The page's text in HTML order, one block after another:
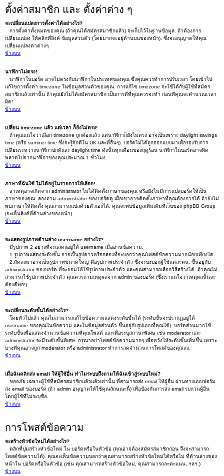
ตั้งค่าสมาชิก และ ตั้งค่าต่าง ๆ
จะเปลี่ยนแปลงการตั้งค่าได้อย่างไร?
การตั้งค่าทั้งหมดของคุณ (ถ้าคุณได้สมัครสมาชิกแล้ว) จะเก็บไว้ในฐานข้อมูล. ถ้าต้องการ
เปลี่ยนแปลง ให้คลิกที่ลิงค์ ข้อมูลส่วนตัว (โดยมากจะอยู่ด้านบนของหน้า). ซึ่งจะอนุญาตให้คุณ
เปลี่ยนแปลงค่าต่างๆ
ข้างบน
นาฬิกาไม่ตรง!
นาฬิกาในบอร์ด อาจไม่ตรงกับนาฬิกาในประเทศของคุณ ซึ่งคุณควรทำการปรับเวลา โดยเข้าไป
แก้ไขการตั้งค่า timezone ในข้อมูลส่วนตัวของคุณ. การแก้ไข timezone จะใช้ได้กับผู้ใช้ที่สมัคร
สมาชิกแล้วเท่านั้น ถ้าคุณยังไม่ได้สมัครสมาชิก เป็นการดีที่คุณควรจะทำ ก่อนที่คุณจะคำนวณเวลา
ผิด!
ข้างบน
เปลี่ยน timezone แล้ว แต่เวลา ก็ยังไม่ตรง!
ถ้าคุณแน่ใจว่าเลือก timezone ถูกต้องแล้ว แต่นาฬิกาก็ยังไม่ตรง อาจเป็นเพราะ daylight savings
time (หรือ summer time ซึ่งจะรู้จักดีใน UK และที่อื่นๆ). บอร์ดไม่ได้ถูกออกแบบมาเพื่อรองรับการ
เปลี่ยนระหว่างนาฬิกาปกติและ daylight time ดังนั้นทุกเดือนของฤดูร้อน นาฬิกาในบอร์ดอาจผิด
พลาดไปจากนาฬิกาของคุณประมาณ 1 ชั่วโมง.
ข้างบน
ภาษาที่ฉันใช้ ไม่ได้อยู่ในรายการให้เลือก!
สาเหตุอาจเกิดจาก administrator ไม่ได้ติดตั้งภาษาของคุณ หรือยังไม่มีการแปลบอร์ดให้เป็น
ภาษาของคุณ. ลองถาม administrator ของบอร์ดดู เผื่อเขาอาจติดตั้งภาษาที่คุณต้องการได้ ถ้ายังไม่
พบภาษาให้ติดตั้ง คุณสามารถแปลด้วยตัวเองได้. คุณจะพบข้อมูลเพิ่มเติมที่เว็บของ phpBB Group
(จะเห็นลิงค์ที่ด้านล่างของหน้า)
ข้างบน
จะแสดงรูปภาพด้านล่าง username อย่างไร?
มีรูปภาพ 2 อย่างที่จะแสดงอยู่ใต้ username เมื่ออ่านข้อความ.
1.รูปภาพแสดงระดับขั้น อาจเป็นรูปดาวหรือกล่องที่จะบอกว่าคุณโพสต์ข้อความมากน้อยเพียงใด.
2.ถัดลงมาอาจเป็นรูปภาพขนาดใหญ่ คือรูปภาพประจำตัว ซึ่งจะบ่งบอกผู้ใช้แต่ละคน. ขึ้นอยู่กับ
administrator ของบอร์ด ที่จะยอมให้ใช้รูปภาพประจำตัว และคุณสามารถเลือกวิธีสร้างได้. ถ้าคุณไม่
สามารถใช้รูปภาพประจำตัว คุณควรถามเหตุผลจาก admin ของบอร์ด (ซึ่งเราแน่ใจว่าเหตุผลนั้นจะ
ต้องดีพอ!)
ข้างบน
จะเปลี่ยนระดับขั้นได้อย่างไร?
โดยทั่วไปแล้ว คุณไม่สามารถแก้ไขข้อความแสดงระดับขั้นได้ (ระดับขั้นจะปรากฏอยู่ใต้
username ของคุณในข้อความ และในข้อมูลส่วนตัว ขึ้นอยู่กับรูปแบบที่คุณใช้). บอร์ดส่วนมากใช้
ระดับขั้นเพื่อแสดงจำนวนข้อความที่คุณโพสต์ และเพื่อระบุสถานะพิเศษ เช่น moderator และ
administrator จะมีระดับขั้นพิเศษ. กรุณาอย่าโพสต์ข้อความมากๆ เพื่อหวังให้ระดับขั้นเพิ่มขึ้น เพราะ
บางทีคุณอาจถูก moderator หรือ administrator ทำการลดจำนวนการโพสต์ของคุณลง.
ข้างบน
เมื่อฉันคลิกส่ง email ให้ผู้ใช้อื่น ทำไมระบบถึงถามให้ฉันเข้าสู่ระบบใหม่?
ขออภัย เฉพาะผู้ใช้ที่สมัครสมาชิกแล้วแล้วเท่านั้น ที่สามารถส่ง email ให้ผู้อื่น ผ่านทางแบบฟอร์ม
ส่ง email ของบอร์ด (ถ้า admin อนุญาตให้ใช้คุณลักษณะนี้) เพื่อป้องกันการส่ง email รบกวนผู้อื่น
โดยผู้ใช้ที่ไม่ระบุชื่อ.
ข้างบน
การโพสต์ข้อความ
จะสร้างหัวข้อใหม่ได้อย่างไร?
คลิกที่ปุ่มสร้างหัวข้อใหม่ ใน บอร์ดหรือในหัวข้อ (คุณอาจต้องสมัครสมาชิกก่อน จึงจะสามารถ
โพสต์ข้อความได้). คุณจะเห็นข้อความบอกว่าคุณสามารถสร้างหัวข้อใหม่ได้หรือไม่ ที่ด้านล่างของ
หน้าใน บอร์ดหรือในหัวข้อ (เช่น คุณสามารถสร้างหัวข้อใหม่, คุณสามารถละคะแนน, ฯลฯ.)
ข้างบน